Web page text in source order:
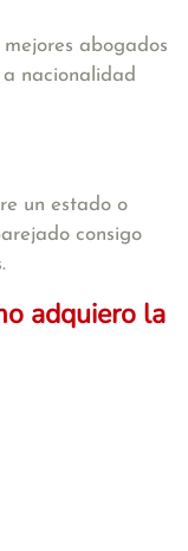
abogados
nacionalidad
un estado o
consigo
adquiero la